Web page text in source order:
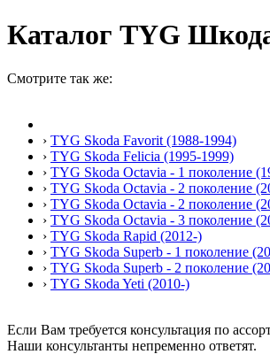
Каталог TYG
Смотрите так же:
› TYG Skoda Favorit (1988-1994)
› TYG Skoda Felicia (1995-1999)
› TYG Skoda Octavia - 1 поколение
› TYG Skoda Octavia - 2 поколение
› TYG Skoda Octavia - 2 поколение
› TYG Skoda Octavia - 3 поколение
› TYG Skoda Rapid (2012-)
› TYG Skoda Superb - 1 поколение
› TYG Skoda Superb - 2 поколение
› TYG Skoda Yeti (2010-)
Если Вам требуется консультация по
Наши консультанты непременно ответят.